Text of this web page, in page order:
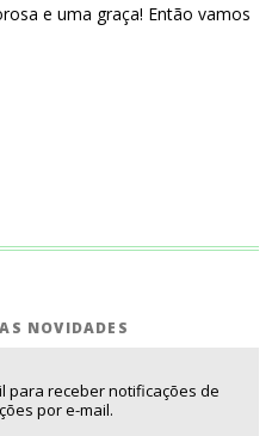
e uma graça! Então vamos
NOVIDADES
para receber notificações de
por e-mail.